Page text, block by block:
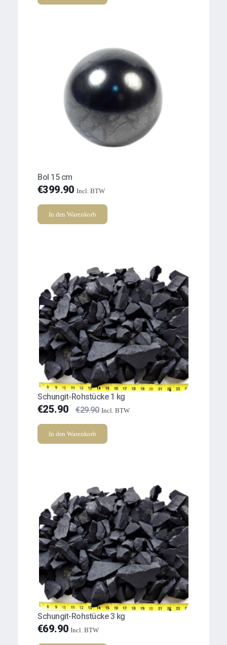
Bol 15 cm
€399.90 Incl. BTW
In den Warenkorb
Schungit-Rohstücke 1 kg
€25.90 €29.90 Incl. BTW
In den Warenkorb
Schungit-Rohstücke 3 kg
€69.90 Incl. BTW